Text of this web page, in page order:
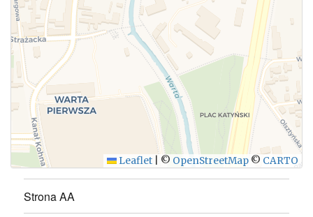
Leaflet © OpenStreetMap © CARTO
Strona AA